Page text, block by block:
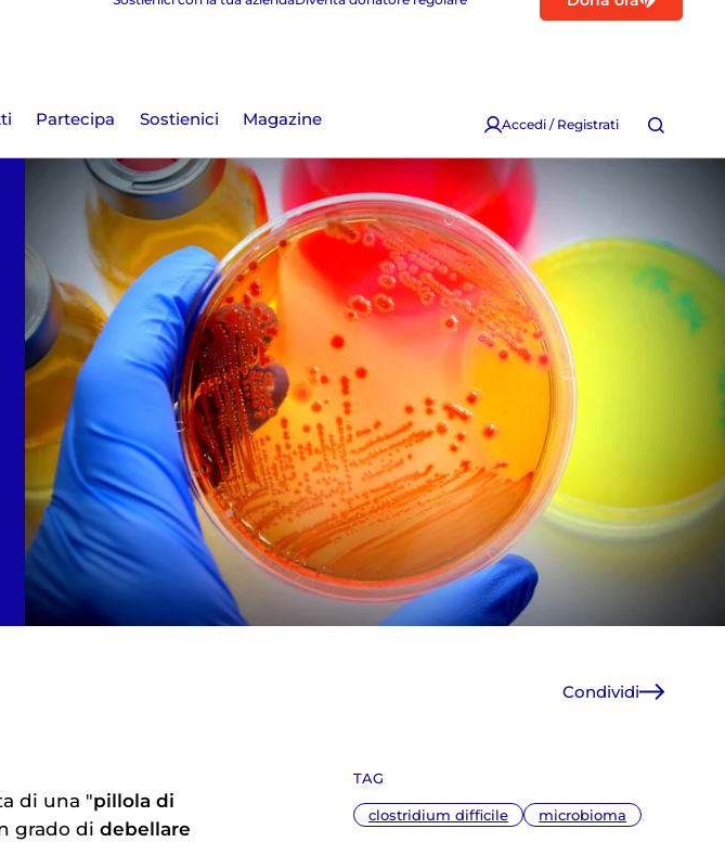
Partecipa Sostienici Magazine Accedi / Registrati
Condividi
E-Mail
TAG
clostridium difficile microbioma
di una "pillola di
grado di debellare